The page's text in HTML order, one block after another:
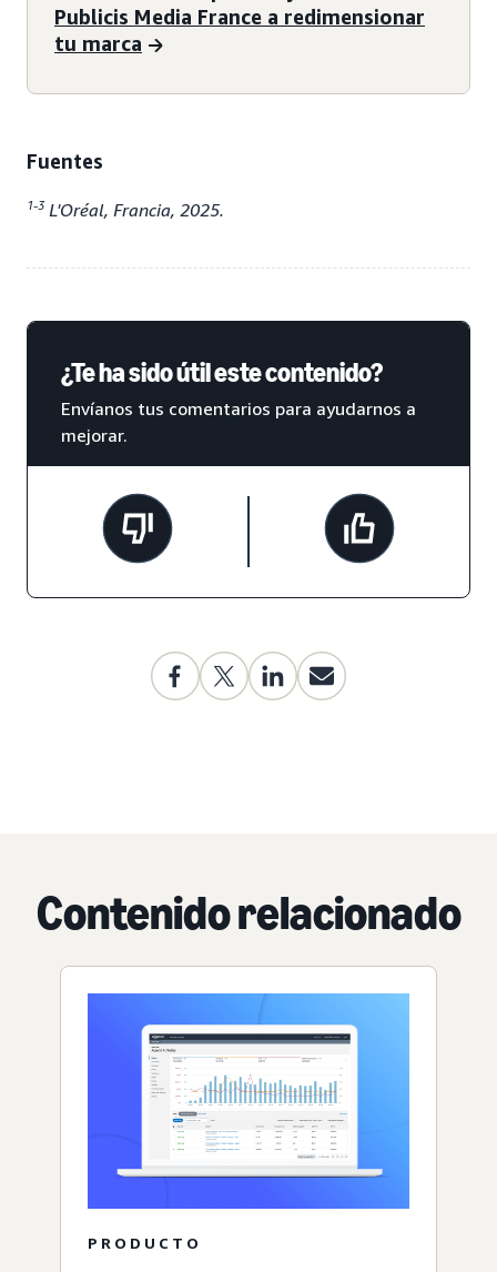
Publicis Media France a redimensionar
tu marca
Fuentes
1-3 L'Oréal, Francia, 2025.
¿Te ha sido útil este contenido?
Envíanos tus comentarios para ayudarnos a
mejorar.
Contenido relacionado
PRODUCTO